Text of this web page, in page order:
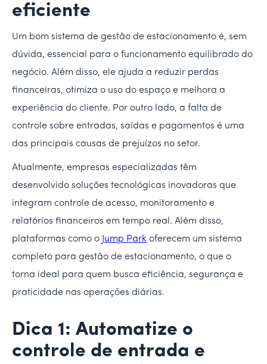
eficiente
Um bom sistema de gestão de estacionamento é, sem
dúvida, essencial para o funcionamento equilibrado do
negócio. Além disso, ele ajuda a reduzir perdas
financeiras, otimiza o uso do espaço e melhora a
experiência do cliente. Por outro lado, a falta de
controle sobre entradas, saídas e pagamentos é uma
das principais causas de prejuízos no setor.
Atualmente, empresas especializadas têm
desenvolvido soluções tecnológicas inovadoras que
integram controle de acesso, monitoramento e
relatórios financeiros em tempo real. Além disso,
plataformas como o Jump Park oferecem um sistema
completo para gestão de estacionamento, o que o
torna ideal para quem busca eficiência, segurança e
praticidade nas operações diárias.
Dica 1: Automatize o
controle de entrada e